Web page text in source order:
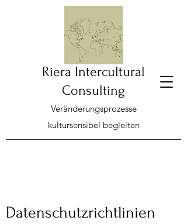
Riera Intercultural
Consulting
Veränderungsprozesse
kultursensibel begleiten
Datenschutzrichtlinien